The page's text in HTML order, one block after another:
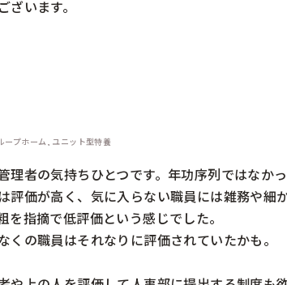
います。
ープホーム, ユニット型特養
理者の気持ちひとつです。年功序列ではなかっ
評価が高く、気に入らない職員には雑務や細
指摘で低評価という感じでした。
くの職員はそれなりに評価されていたかも。